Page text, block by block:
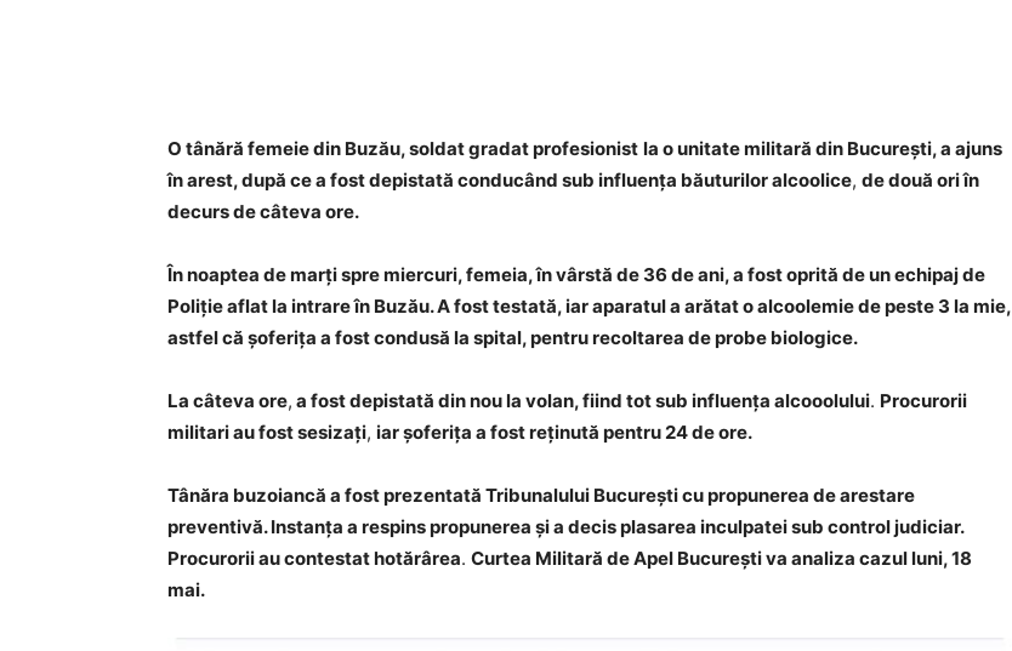
O tânără femeie din Buzău, soldat gradat profesionist la o unitate militară din București, a ajuns
în arest, după ce a fost depistată conducând sub influența băuturilor alcoolice, de două ori în
decurs de câteva ore.
În noaptea de marți spre miercuri, femeia, în vârstă de 36 de ani, a fost oprită de un echipaj de
Poliție aflat la intrare în Buzău. A fost testată, iar aparatul a arătat o alcoolemie de peste 3 la mie,
astfel că șoferița a fost condusă la spital, pentru recoltarea de probe biologice.
La câteva ore, a fost depistată din nou la volan, fiind tot sub influența alcooolului. Procurorii
militari au fost sesizați, iar șoferița a fost reținută pentru 24 de ore.
Tânăra buzoiancă a fost prezentată Tribunalului București cu propunerea de arestare
preventivă. Instanța a respins propunerea și a decis plasarea inculpatei sub control judiciar.
Procurorii au contestat hotărârea. Curtea Militară de Apel București va analiza cazul luni, 18
mai.